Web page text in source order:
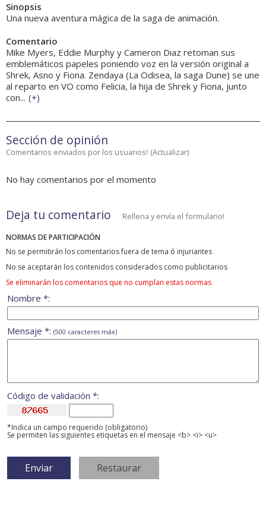
Sinopsis
Una nueva aventura mágica de la saga de animación.
Comentario
Mike Myers, Eddie Murphy y Cameron Diaz retoman sus
emblemáticos papeles poniendo voz en la versión original a
Shrek, Asno y Fiona. Zendaya (La Odisea, la saga Dune) se une
al reparto en VO como Felicia, la hija de Shrek y Fiona, junto
con... (+)
Sección de opinión
Comentarios enviados por los usuarios! (Actualizar)
No hay comentarios por el momento
Deja tu comentario Rellena y envía el formulario!
NORMAS DE PARTICIPACIÓN
No se permitirán los comentarios fuera de tema ó injuriantes
No se aceptarán los contenidos considerados como publicitarios
Se eliminarán los comentarios que no cumplan estas normas
Nombre *:
Mensaje *: (500 caracteres máx)
Código de validación *:
*Indica un campo requerido (obligatorio)
Se permiten las siguientes etiquetas en el mensaje <b> <i> <u>